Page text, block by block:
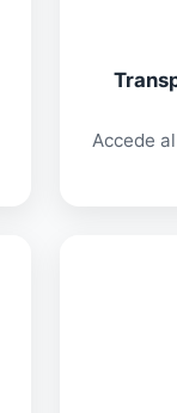
Accede